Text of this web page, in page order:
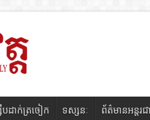
បដាក់ត្រចៀក ទស្សនៈ ព័ត៌មានអន្តរជ